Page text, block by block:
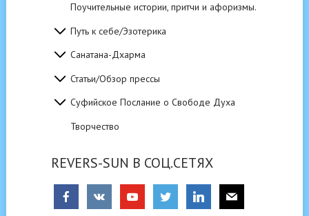
Поучительные истории, притчи и афоризмы.
Путь к себе/Эзотерика
Санатана-Дхарма
Статьи/Обзор прессы
Суфийское Послание о Свободе Духа
Творчество
REVERS-SUN В СОЦ.СЕТЯХ